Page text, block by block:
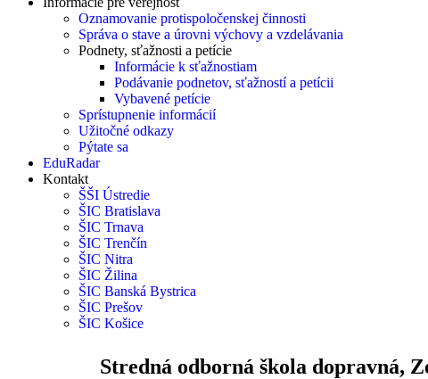
Oznamovanie protispoločenskej činnosti
Správa o stave a úrovni výchovy a vzdelávania
Podnety, sťažnosti a petície
Informácie k sťažnostiam
Podávanie podnetov, sťažností a petícii
Vybavené petície
Sprístupnenie informácií
Užitočné odkazy
Pýtate sa
EduRadar
Kontakt
ŠŠI Ústredie
ŠIC Bratislava
ŠIC Trnava
ŠIC Trenčín
ŠIC Nitra
ŠIC Žilina
ŠIC Banská Bystrica
ŠIC Prešov
ŠIC Košice
Stredná odborná škola dopravná,